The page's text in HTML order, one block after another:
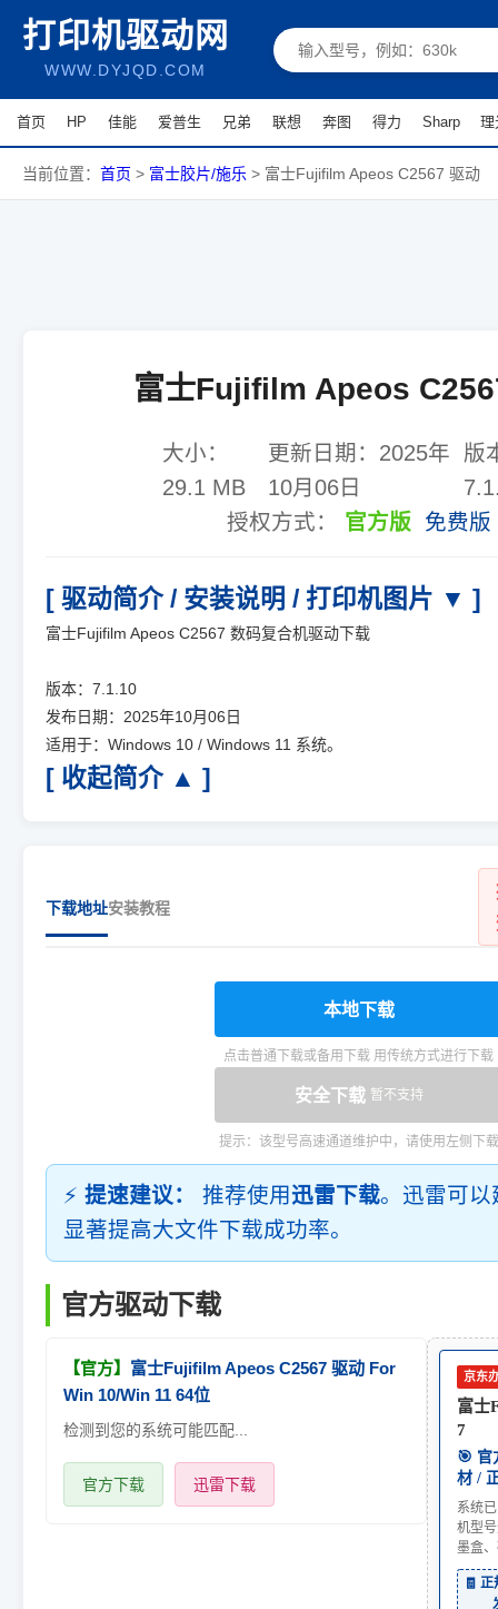
打印机驱动网
WWW.DYJQD.COM
首页 HP 佳能 爱普生 兄弟 联想 奔图 得力 Sharp 理
当前位置： 首页 > 富士胶片/施乐 > 富士Fujifilm Apeos C2567 驱动
富士Fujifilm Apeos
大小：
29.1 MB
更新日期： 2025年
10月06日
版
授权方式： 官方版 免费版
[ 驱动简介 / 安装说明 / 打印机图片 ▼ ]
富士Fujifilm Apeos C2567 数码复合机驱动下载
版本：7.1.10
发布日期：2025年10月06日
适用于：Windows 10 / Windows 11 系统。
[ 收起简介 ▲ ]
下载地址安装教程
本地下载
点击普通下载或备用下载 用传统方式进行下载
安全下载 暂不支持
提示：该型号高速通道维护中，请使用左侧下载
⚡ 提速建议： 推荐使用迅雷下载。迅雷可
显著提高大文件下载成功率。
官方驱动下载
【官方】 富士Fujifilm Apeos C2567 驱动 For
Win 10/Win 11 64位
检测到您的系统可能匹配...
官方下载 迅雷下载
京东
富士
7
🎯 官
材 /
系统
机型
墨盒
🧾